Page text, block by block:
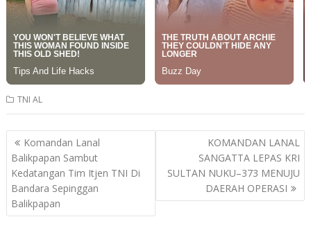
TNI AL
Post
navigation
Komandan Lanal
Balikpapan Sambut
Kedatangan Tim Itjen TNI Di
Bandara Sepinggan
Balikpapan
KOMANDAN LANAL
SANGATTA LEPAS KRI
SULTAN NUKU–373 MENUJU
DAERAH OPERASI